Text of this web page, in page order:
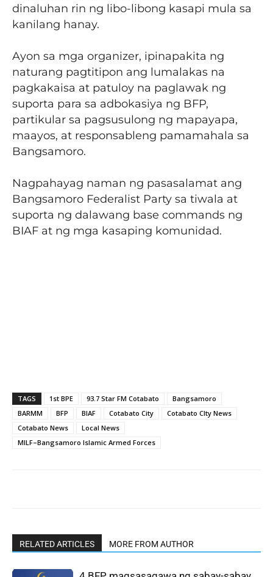
dinaluhan rin ng libo-libong kasapi mula sa
kanilang hanay.
Ayon sa mga organizer, ipinapakita ng
naturang pagtitipon ang lumalakas na
pagkakaisa at patuloy na paglawak ng
suporta para sa adbokasiya ng BFP,
partikular sa pagsusulong ng mapayapa,
maayos, at responsableng pamamahala sa
Bangsamoro.
Nagpahayag naman ng pasasalamat ang
Bangsamoro Federalist Party sa tiwala at
suporta ng dalawang base commands ng
BIAF at ng mga kasaping komunidad.
TAGS 1st BPE 93.7 Star FM Cotabato
Bangsamoro
BARMM
BFP BIAF Cotabato City
Cotabato CIty News
Cotabato News
Local News
MILF–Bangsamoro Islamic Armed Forces
RELATED ARTICLES MORE FROM AUTHOR